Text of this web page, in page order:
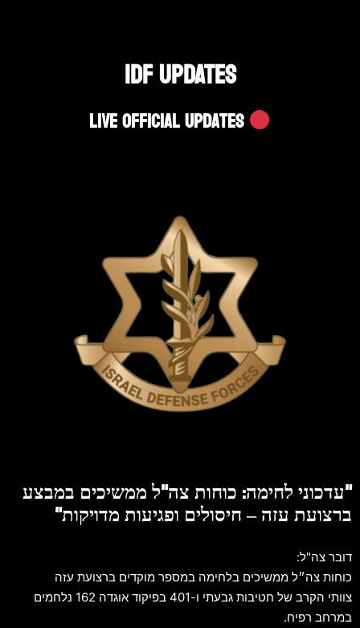
IDF UPDATES
Live Official Updates
"עדכוני לחימה: כוחות צה"ל ממשיכים במבצע
ברצועת עזה – חיסולים ופגיעות מדויקות"
דובר צה"ל:
כוחות צה״ל ממשיכים בלחימה במספר מוקדים ברצועת עזה
צוותי הקרב של חטיבות גבעתי ו-401 בפיקוד אוגדה 162 נלחמים
במרחב רפיח.